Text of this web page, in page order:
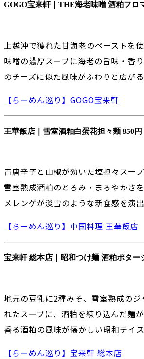
GOGO宝来軒｜THE海老味噌 酒粕フロ
上越沖で獲れた甘海老のペーストを
味噌の濃厚スープに海老の旨味・香
のチーズに似た風味がふわりと広がる
【らーめん巡り】GOGO宝来軒
王華飯店｜雪室酒粕白蛋花担々麺 950円
青唐辛子と山椒が効いた塩担々スー
雪室熟成酒粕のとろみ・まろやかさ
メレンゲが淡雪のような新食感を演出
【らーめん巡り】中国料理 王華飯店
宝来軒 総本店｜昭和つけ麺 酒粕ポター
地元の豆乳に2種みそ、雪室熟成のジ
れたスープに、酒粕を練り込んだ麺
香る酒粕の風味が懐かしい昭和テイス
【らーめん巡り】宝来軒 総本店